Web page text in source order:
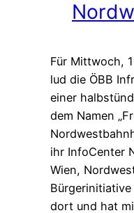
Für Mittwoch,
lud die ÖBB
einer
dem Namen
ihr InfoCenter
Wien,
dort und hat